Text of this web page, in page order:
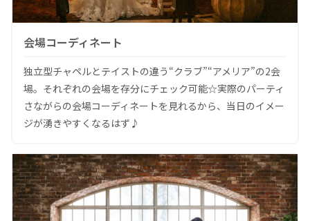
会場コーディネート
独立型チャペルとテイストの違う“クラブ”“アメリア”の2会
場。それぞれの会場を存分にチェック可能☆実際のパーティ
さながらの会場コーディネートを見れるから、当日のイメー
ジが湧きやすくなるはず♪